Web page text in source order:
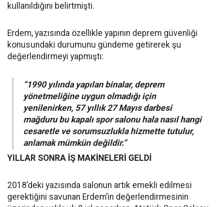
kullanıldığını belirtmişti.
Erdem, yazısında özellikle yapının deprem güvenliği
konusundaki durumunu gündeme getirerek şu
değerlendirmeyi yapmıştı:
“1990 yılında yapılan binalar, deprem
yönetmeliğine uygun olmadığı için
yenilenirken, 57 yıllık 27 Mayıs darbesi
mağduru bu kapalı spor salonu hala nasıl hangi
cesaretle ve sorumsuzlukla hizmette tutulur,
anlamak mümkün değildir.”
YILLAR SONRA İŞ MAKİNELERİ GELDİ
2018’deki yazısında salonun artık emekli edilmesi
gerektiğini savunan Erdem’in değerlendirmesinin